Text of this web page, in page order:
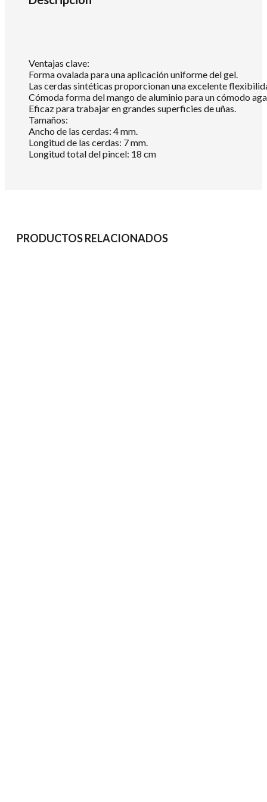
Ventajas clave:
Forma ovalada para una aplicación uniforme del gel.
Las cerdas sintéticas proporcionan una excelente
Cómoda forma del mango de aluminio para un cómodo
Eficaz para trabajar en grandes superficies de uñas.
Tamaños:
Ancho de las cerdas: 4 mm.
Longitud de las cerdas: 7 mm.
Longitud total del pincel: 18 cm
PRODUCTOS RELACIONADOS